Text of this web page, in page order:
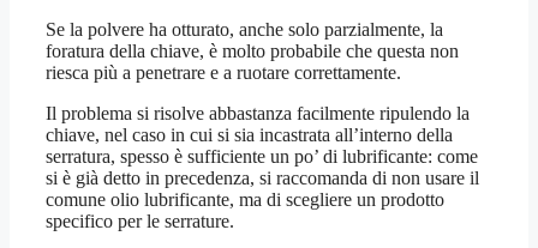
Se la polvere ha otturato, anche solo parzialmente, la
foratura della chiave, è molto probabile che questa non
riesca più a penetrare e a ruotare correttamente.
Il problema si risolve abbastanza facilmente ripulendo la
chiave, nel caso in cui si sia incastrata all’interno della
serratura, spesso è sufficiente un po’ di lubrificante: come
si è già detto in precedenza, si raccomanda di non usare il
comune olio lubrificante, ma di scegliere un prodotto
specifico per le serrature.